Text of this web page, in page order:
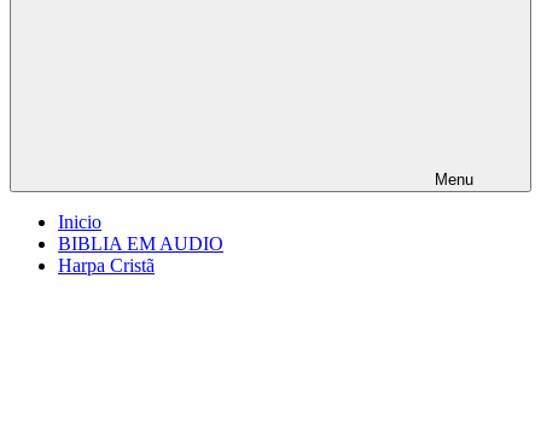
Menu
Inicio
BIBLIA EM AUDIO
Harpa Cristã